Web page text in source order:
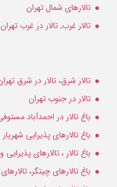
تالارهای شمال تهران
تالار غرب, تالار در غرب
تالار شرق، تالار در شرق
تالار در جنوب تهران
باغ تالار در احمدآباد
باغ تالارهای پذیرایی شهریار
باغ تالار ، تالارهای
باغ تالارهای چیتگر،